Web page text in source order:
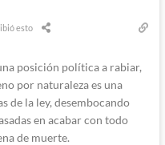
esto
posición política a rabiar,
por naturaleza es una
de la ley, desembocando
en acabar con todo
de muerte.